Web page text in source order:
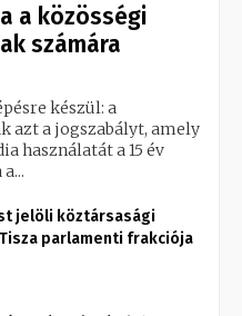
a közösségi
számára
készül: a
azt a jogszabályt, amely
használatát a 15 év
jelöli köztársasági
parlamenti frakciója